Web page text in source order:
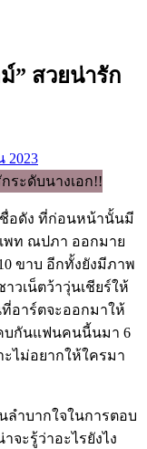
” สวยน่ารัก
2023
อดัง ที่ก่อนหน้านั้นมี
พท ณปภา ออกมาย
ขาบ อีกทั้งยังมีภาพ
วเน็ตว้าวุ่นเชียร์ให้
อาร์ตจะออกมาให้
บกันแฟนคนนี้นมา 6
ะไม่อยากให้ใครมา
ลำบากใจในการตอบ
จะรู้ว่าอะไรยังไง